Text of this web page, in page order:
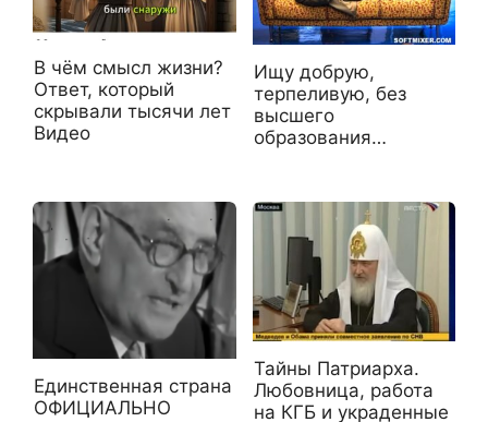
В чём смысл жизни?
Ответ, который
скрывали тысячи лет
Видео
Ищу добрую,
терпеливую, без
высшего
образования…
Единственная страна
ОФИЦИАЛЬНО
Тайны Патриарха.
Любовница, работа
на КГБ и украденные